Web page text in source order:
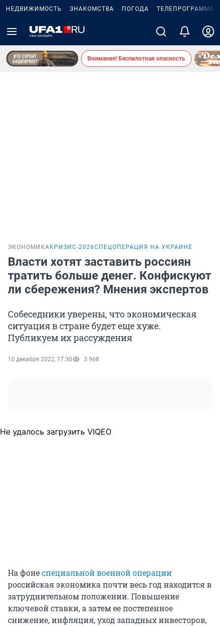
НЕДВИЖИМОСТЬ ЗНАКОМСТВА ПОГОДА ТЕЛЕПРОГРАММА
Внимание! Беспилотная опасность
ЭКОНОМИКА КРИЗИС-2026СПЕЦОПЕРАЦИЯ НА УКРАИНЕ
Власти хотят заставить россиян
тратить больше денег. Конфискуют
ли сбережения? Мнения экспертов
Собеседники уверены, что экономическая
ситуация в стране будет еще хуже.
Публикуем их рассуждения
10 декабря 2022, 17:30 3 968
Не удалось загрузить VIQEO
На фонеспециальной военной операции
российская экономика почти весь год находится в
затруднительном положении. Повышение
ключевой ставки, а затем ее постепенное
снижение, инфляция, уход западных инвесторов,